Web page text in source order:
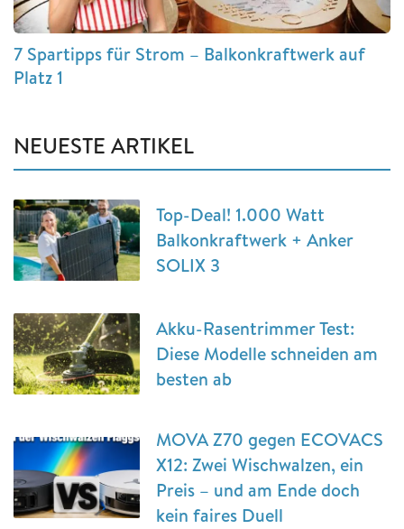
7 Spartipps für Strom – Balkonkraftwerk auf
Platz 1
NEUESTE ARTIKEL
Top-Deal! 1.000 Watt
Balkonkraftwerk + Anker
SOLIX 3
Akku-Rasentrimmer Test:
Diese Modelle schneiden am
besten ab
MOVA Z70 gegen ECOVACS
X12: Zwei Wischwalzen, ein
Preis – und am Ende doch
kein faires Duell